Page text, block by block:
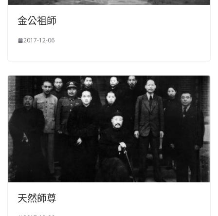
金公祖師
2017-12-06
天然師尊